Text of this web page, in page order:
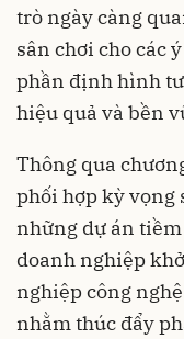
trò ngày càng
sân chơi cho các
phần định hình
hiệu quả và bền
Thông qua
phối hợp kỳ vọng
những dự án
doanh nghiệp
nghiệp công
nhằm thúc đẩy